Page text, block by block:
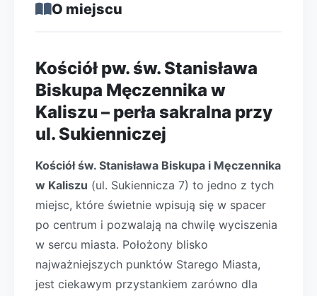
O miejscu
Kościół pw. św. Stanisława
Biskupa Męczennika w
Kaliszu – perła sakralna przy
ul. Sukienniczej
Kościół św. Stanisława Biskupa i Męczennika
w Kaliszu (ul. Sukiennicza 7) to jedno z tych
miejsc, które świetnie wpisują się w spacer
po centrum i pozwalają na chwilę wyciszenia
w sercu miasta. Położony blisko
najważniejszych punktów Starego Miasta,
jest ciekawym przystankiem zarówno dla